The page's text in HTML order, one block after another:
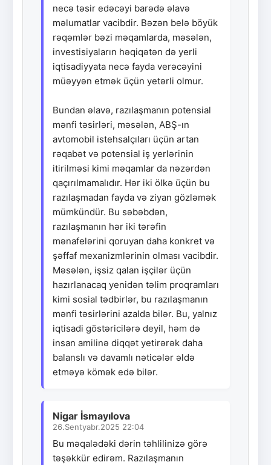
necə təsir edəcəyi barədə əlavə
məlumatlar vacibdir. Bəzən belə böyük
rəqəmlər bəzi məqamlarda, məsələn,
investisiyaların həqiqətən də yerli
iqtisadiyyata necə fayda verəcəyini
müəyyən etmək üçün yetərli olmur.
Bundan əlavə, razılaşmanın potensial
mənfi təsirləri, məsələn, ABŞ-ın
avtomobil istehsalçıları üçün artan
rəqabət və potensial iş yerlərinin
itirilməsi kimi məqamlar da nəzərdən
qaçırılmamalıdır. Hər iki ölkə üçün bu
razılaşmadan fayda və ziyan gözləmək
mümkündür. Bu səbəbdən,
razılaşmanın hər iki tərəfin
mənafelərini qoruyan daha konkret və
şəffaf mexanizmlərinin olması vacibdir.
Məsələn, işsiz qalan işçilər üçün
hazırlanacaq yenidən təlim proqramları
kimi sosial tədbirlər, bu razılaşmanın
mənfi təsirlərini azalda bilər. Bu, yalnız
iqtisadi göstəricilərə deyil, həm də
insan amilinə diqqət yetirərək daha
balanslı və davamlı nəticələr əldə
etməyə kömək edə bilər.
Nigar İsmayılova
26.Sentyabr.2025 22:04
Bu məqalədəki dərin təhlilinizə görə
təşəkkür edirəm. Razılaşmanın